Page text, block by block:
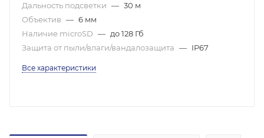
Дальность подсветки — 30 м
Объектив — 6 мм
Наличие microSD — до 128 Гб
Защита от пыли/влаги/вандалозащита — IP67
Все характеристики